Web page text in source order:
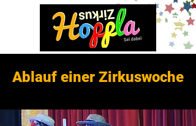
Ablauf einer Zirkuswoche